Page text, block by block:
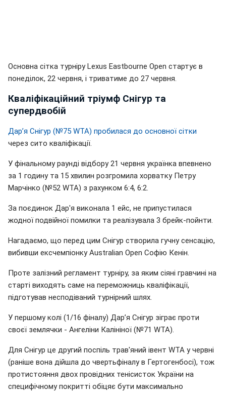
Основна сітка турніру Lexus Eastbourne Open стартує в
понеділок, 22 червня, і триватиме до 27 червня.
Кваліфікаційний тріумф Снігур та
супердвобій
Дар’я Снігур (№75 WTA) пробилася до основної сітки
через сито кваліфікації.
У фінальному раунді відбору 21 червня українка впевнено
за 1 годину та 15 хвилин розгромила хорватку Петру
Марчінко (№52 WTA) з рахунком 6:4, 6:2.
За поєдинок Дар'я виконала 1 ейс, не припустилася
жодної подвійної помилки та реалізувала 3 брейк-пойнти.
Нагадаємо, що перед цим Снігур створила гучну сенсацію,
вибивши ексчемпіонку Australian Open Софію Кенін.
Проте залізний регламент турніру, за яким сіяні гравчині на
старті виходять саме на переможниць кваліфікації,
підготував несподіваний турнірний шлях.
У першому колі (1/16 фіналу) Дар’я Снігур зіграє проти
своєї землячки - Ангеліни Калініної (№71 WTA).
Для Снігур це другий поспіль трав'яний івент WTA у червні
(раніше вона дійшла до чвертьфіналу в Гертогенбосі), тож
протистояння двох провідних тенісисток України на
специфічному покритті обіцяє бути максимально